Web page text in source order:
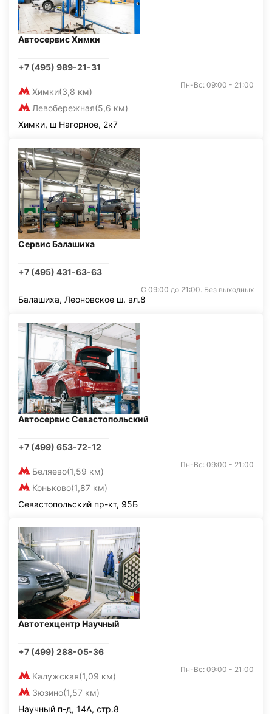
Автосервис Химки
+7 (495) 989-21-31
Химки(3,8 км)
Левобережная(5,6 км)
Пн-Вс: 09:00 - 21:00
Химки, ш Нагорное, 2к7
Сервис Балашиха
+7 (495) 431-63-63
С 09:00 до 21:00. Без выходных
Балашиха, Леоновское ш. вл.8
Автосервис Севастопольский
+7 (499) 653-72-12
Беляево(1,59 км)
Коньково(1,87 км)
Пн-Вс: 09:00 - 21:00
Севастопольский пр-кт, 95Б
Автотехцентр Научный
+7 (499) 288-05-36
Калужская(1,09 км)
Зюзино(1,57 км)
Пн-Вс: 09:00 - 21:00
Научный п-д, 14А, стр.8